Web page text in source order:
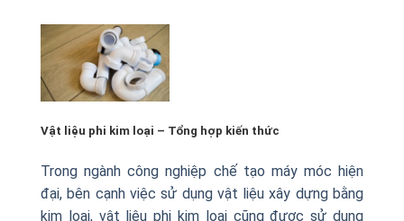
Vật liệu phi kim loại – Tổng hợp kiến thức
Trong ngành công nghiệp chế tạo máy móc hiện
đại, bên cạnh việc sử dụng vật liệu xây dựng bằng
kim loại, vật liệu phi kim loại cũng được sử dụng